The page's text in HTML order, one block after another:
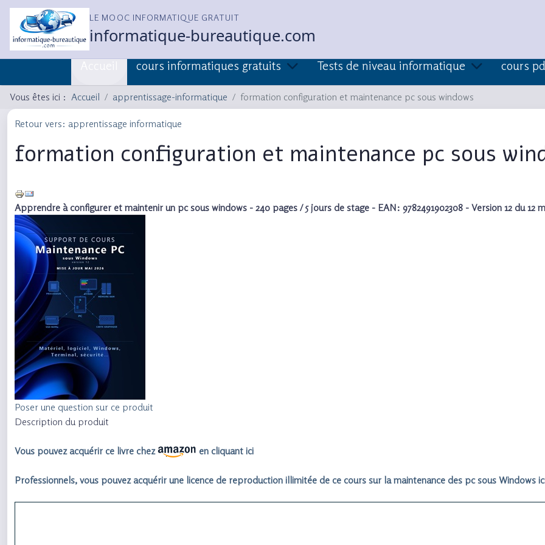
LE MOOC INFORMATIQUE GRATUIT
informatique-bureautique.com
cours informatiques gratuits Tests de niveau informatique cours
Vous êtes ici : Accueil apprentissage-informatique formation configuration et maintenance pc sous windows
Retour vers: apprentissage informatique
formation configuration et maintenance pc sous
Apprendre à configurer et maintenir un pc sous windows - 240 pages / 5 jours de stage - EAN: 9782491902308 - Version 12 du 12
Poser une question sur ce produit
Description du produit
Vous pouvez acquérir ce livre chez en cliquant ici
Professionnels, vous pouvez acquérir une licence de reproduction illimitée de ce cours sur la maintenance des pc sous Windows